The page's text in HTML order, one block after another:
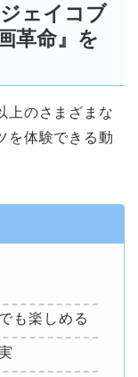
ェイコブ
革命』を
上のさまざまな
を体験できる動
も楽しめる